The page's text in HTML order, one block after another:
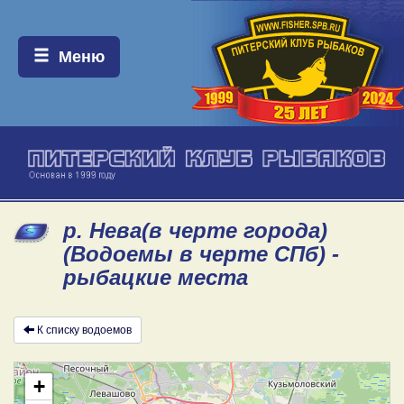
Меню:
Меню
р. Нева(в черте города)
(Водоемы в черте СПб) -
рыбацкие места
К списку водоемов
+